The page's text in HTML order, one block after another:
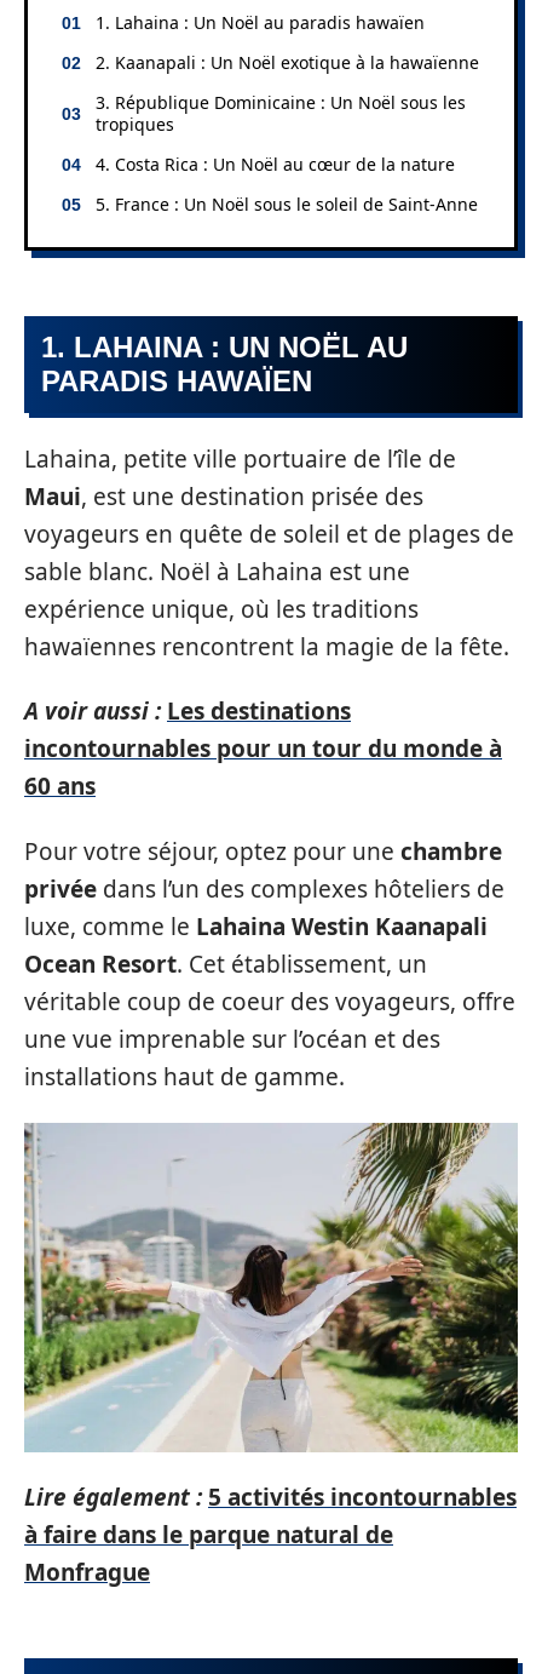
1. Lahaina : Un Noël au paradis hawaïen
2. Kaanapali : Un Noël exotique à la hawaïenne
3. République Dominicaine : Un Noël sous les
tropiques
4. Costa Rica : Un Noël au cœur de la nature
5. France : Un Noël sous le soleil de Saint-Anne
1. LAHAINA : UN NOËL AU
PARADIS HAWAÏEN
Lahaina, petite ville portuaire de l’île de
Maui, est une destination prisée des
voyageurs en quête de soleil et de plages de
sable blanc. Noël à Lahaina est une
expérience unique, où les traditions
hawaïennes rencontrent la magie de la fête.
A voir aussi : Les destinations
incontournables pour un tour du monde à
60 ans
Pour votre séjour, optez pour une chambre
privée dans l’un des complexes hôteliers de
luxe, comme le Lahaina Westin Kaanapali
Ocean Resort. Cet établissement, un
véritable coup de coeur des voyageurs, offre
une vue imprenable sur l’océan et des
installations haut de gamme.
Lire également : 5 activités incontournables
à faire dans le parque natural de
Monfrague